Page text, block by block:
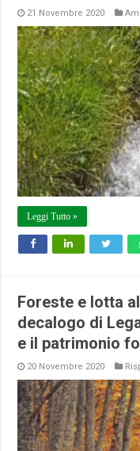
21 Novembre 2020
Leggi Tutto »
Foreste e lotta
decalogo di
e il patrimonio
20 Novembre 2020